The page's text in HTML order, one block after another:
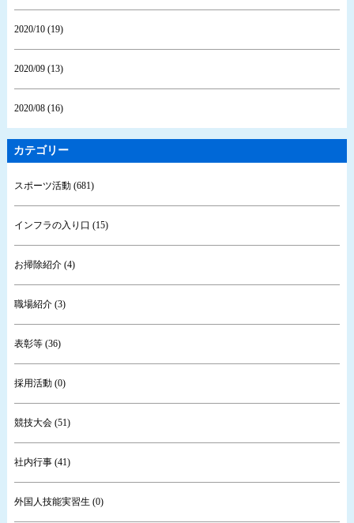
2020/10 (19)
2020/09 (13)
2020/08 (16)
カテゴリー
スポーツ活動 (681)
インフラの入り口 (15)
お掃除紹介 (4)
職場紹介 (3)
表彰等 (36)
採用活動 (0)
競技大会 (51)
社内行事 (41)
外国人技能実習生 (0)